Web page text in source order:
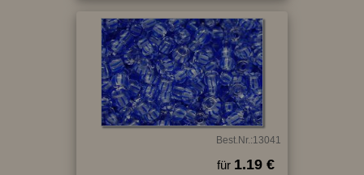
Best.Nr.:13041
für 1.19 €